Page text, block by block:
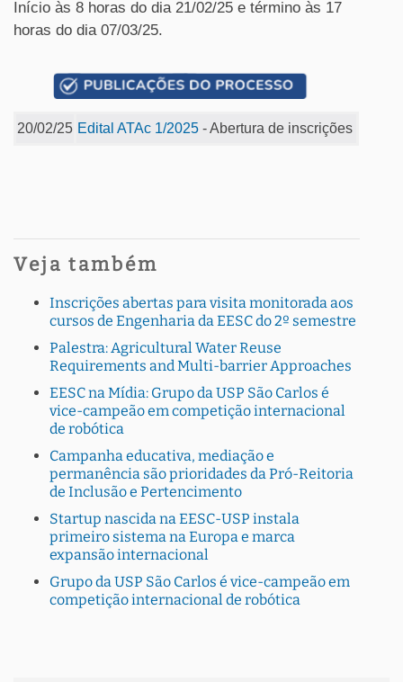
Início às 8 horas do dia 21/02/25 e término às 17
horas do dia 07/03/25.
20/02/25 Edital ATAc 1/2025 - Abertura de inscrições
Veja também
Inscrições abertas para visita monitorada aos
cursos de Engenharia da EESC do 2º semestre
Palestra: Agricultural Water Reuse
Requirements and Multi-barrier Approaches
EESC na Mídia: Grupo da USP São Carlos é
vice-campeão em competição internacional
de robótica
Campanha educativa, mediação e
permanência são prioridades da Pró-Reitoria
de Inclusão e Pertencimento
Startup nascida na EESC-USP instala
primeiro sistema na Europa e marca
expansão internacional
Grupo da USP São Carlos é vice-campeão em
competição internacional de robótica